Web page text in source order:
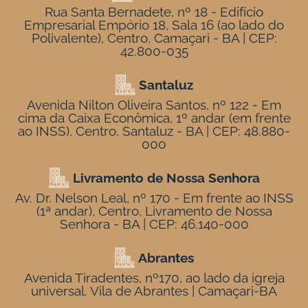
Rua Santa Bernadete, nº 18 - Edifício
Empresarial Empório 18, Sala 16 (ao lado do
Polivalente), Centro, Camaçari - BA | CEP:
42.800-035
Santaluz
Avenida Nilton Oliveira Santos, nº 122 - Em
cima da Caixa Econômica, 1º andar (em frente
ao INSS), Centro, Santaluz - BA | CEP: 48.880-
000
Livramento de Nossa Senhora
Av. Dr. Nelson Leal, nº 170 - Em frente ao INSS
(1ª andar), Centro, Livramento de Nossa
Senhora - BA | CEP: 46.140-000
Abrantes
Avenida Tiradentes, nº170, ao lado da igreja
universal. Vila de Abrantes | Camaçari-BA